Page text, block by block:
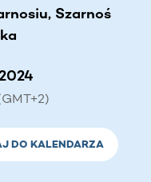
Szarnoś
DO KALENDARZA